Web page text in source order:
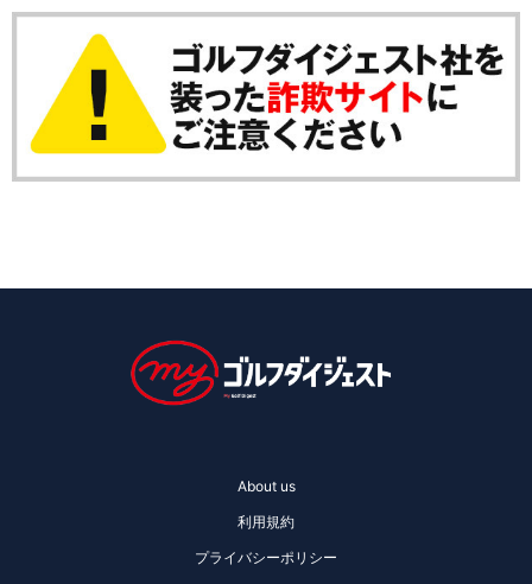
About us
利用規約
プライバシーポリシー